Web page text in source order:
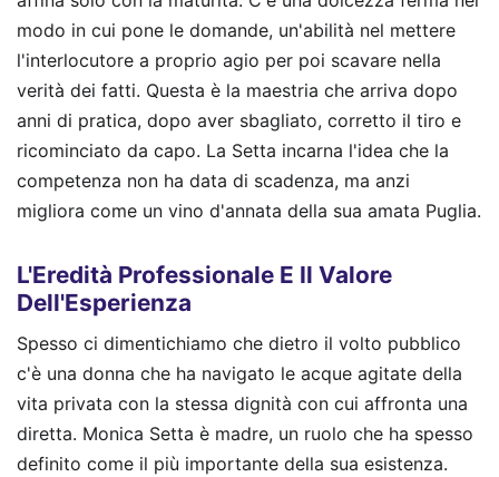
modo in cui pone le domande, un'abilità nel mettere
l'interlocutore a proprio agio per poi scavare nella
verità dei fatti. Questa è la maestria che arriva dopo
anni di pratica, dopo aver sbagliato, corretto il tiro e
ricominciato da capo. La Setta incarna l'idea che la
competenza non ha data di scadenza, ma anzi
migliora come un vino d'annata della sua amata Puglia.
L'Eredità Professionale E Il Valore
Dell'Esperienza
Spesso ci dimentichiamo che dietro il volto pubblico
c'è una donna che ha navigato le acque agitate della
vita privata con la stessa dignità con cui affronta una
diretta. Monica Setta è madre, un ruolo che ha spesso
definito come il più importante della sua esistenza.